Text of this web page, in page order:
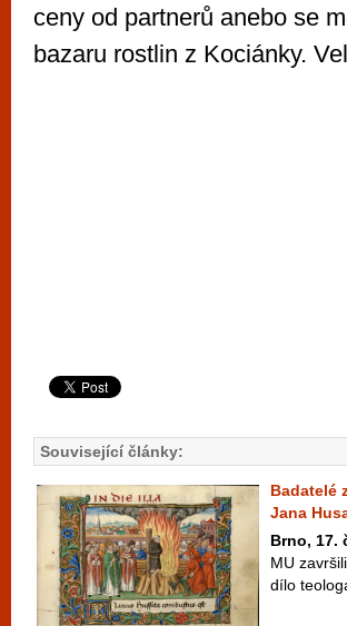
ceny od partnerů anebo se
bazaru rostlin z Kociánky.
Související články:
Badatelé
Jana
Brno, 17.
MU
dílo